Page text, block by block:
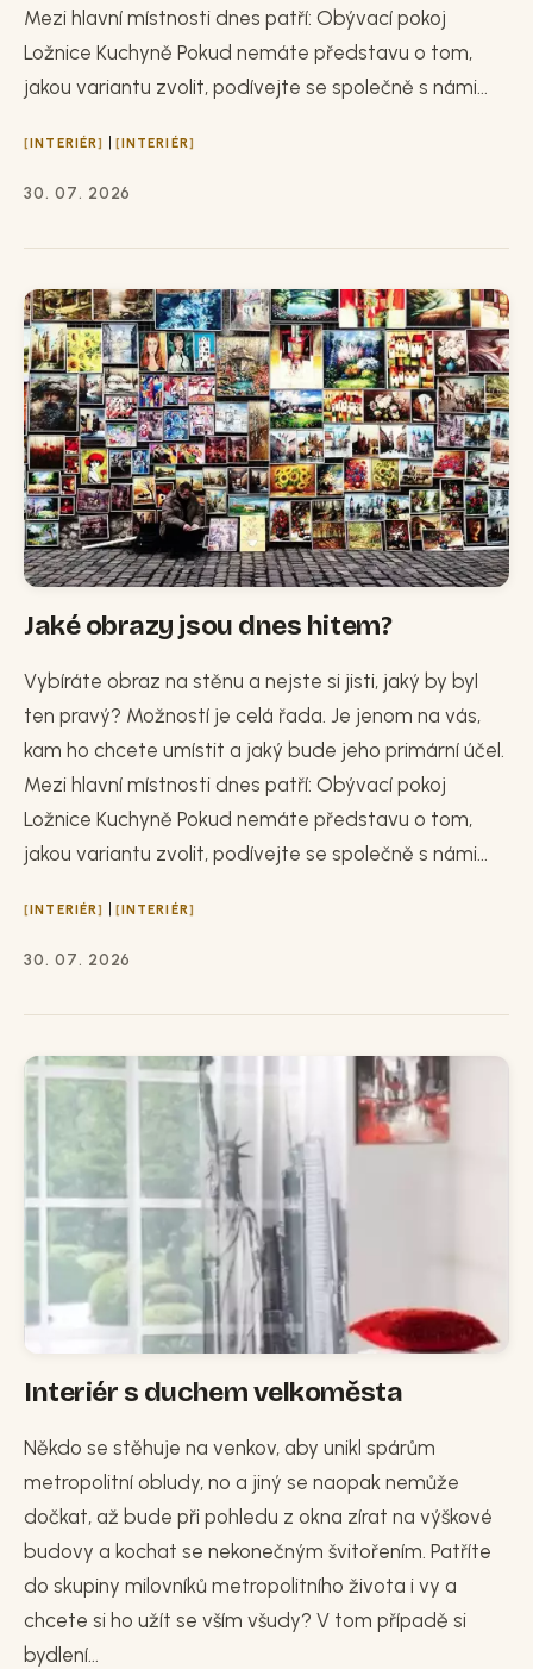
Mezi hlavní místnosti dnes patří: Obývací pokoj
Ložnice Kuchyně Pokud nemáte představu o tom,
jakou variantu zvolit, podívejte se společně s námi...
INTERIÉR | INTERIÉR
30. 07. 2026
Jaké obrazy jsou dnes hitem?
Vybíráte obraz na stěnu a nejste si jisti, jaký by byl
ten pravý? Možností je celá řada. Je jenom na vás,
kam ho chcete umístit a jaký bude jeho primární účel.
Mezi hlavní místnosti dnes patří: Obývací pokoj
Ložnice Kuchyně Pokud nemáte představu o tom,
jakou variantu zvolit, podívejte se společně s námi...
INTERIÉR | INTERIÉR
30. 07. 2026
Interiér s duchem velkoměsta
Někdo se stěhuje na venkov, aby unikl spárům
metropolitní obludy, no a jiný se naopak nemůže
dočkat, až bude při pohledu z okna zírat na výškové
budovy a kochat se nekonečným švitořením. Patříte
do skupiny milovníků metropolitního života i vy a
chcete si ho užít se vším všudy? V tom případě si
bydlení...